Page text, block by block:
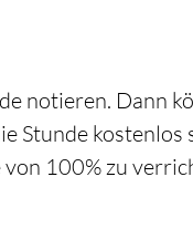
notieren. Dann
100% zu